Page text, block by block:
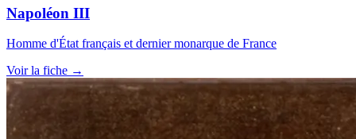
Napoléon III
Homme d'État français et dernier monarque de France
Voir la fiche →